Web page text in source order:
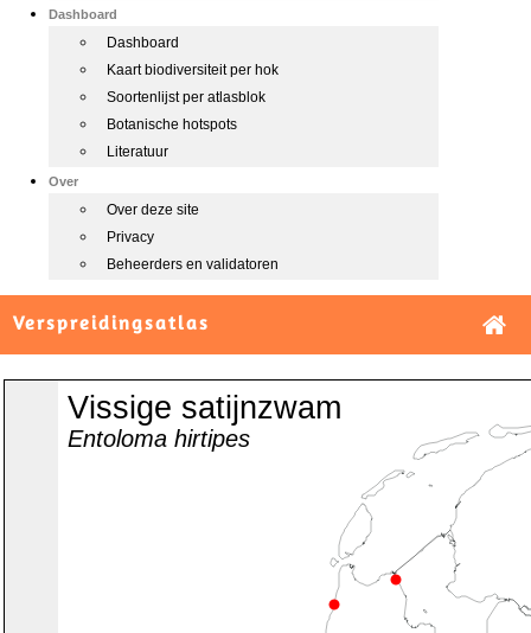
Dashboard
Dashboard
Kaart biodiversiteit per hok
Soortenlijst per atlasblok
Botanische hotspots
Literatuur
Over
Over deze site
Privacy
Beheerders en validatoren
Verspreidingsatlas